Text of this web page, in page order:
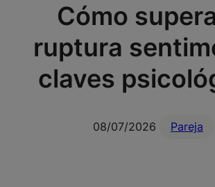
Cómo
ruptura
claves
08/07/2026 Pareja